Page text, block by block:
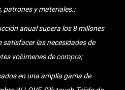
cada problema, sin importar
que hablamos su idioma y
Por eso hemos podido
tantos años con clientes de más
patrones y materiales.;
anual supera los 8 millones
satisfacer las necesidades de
volúmenes de compra;
en una amplia gama de